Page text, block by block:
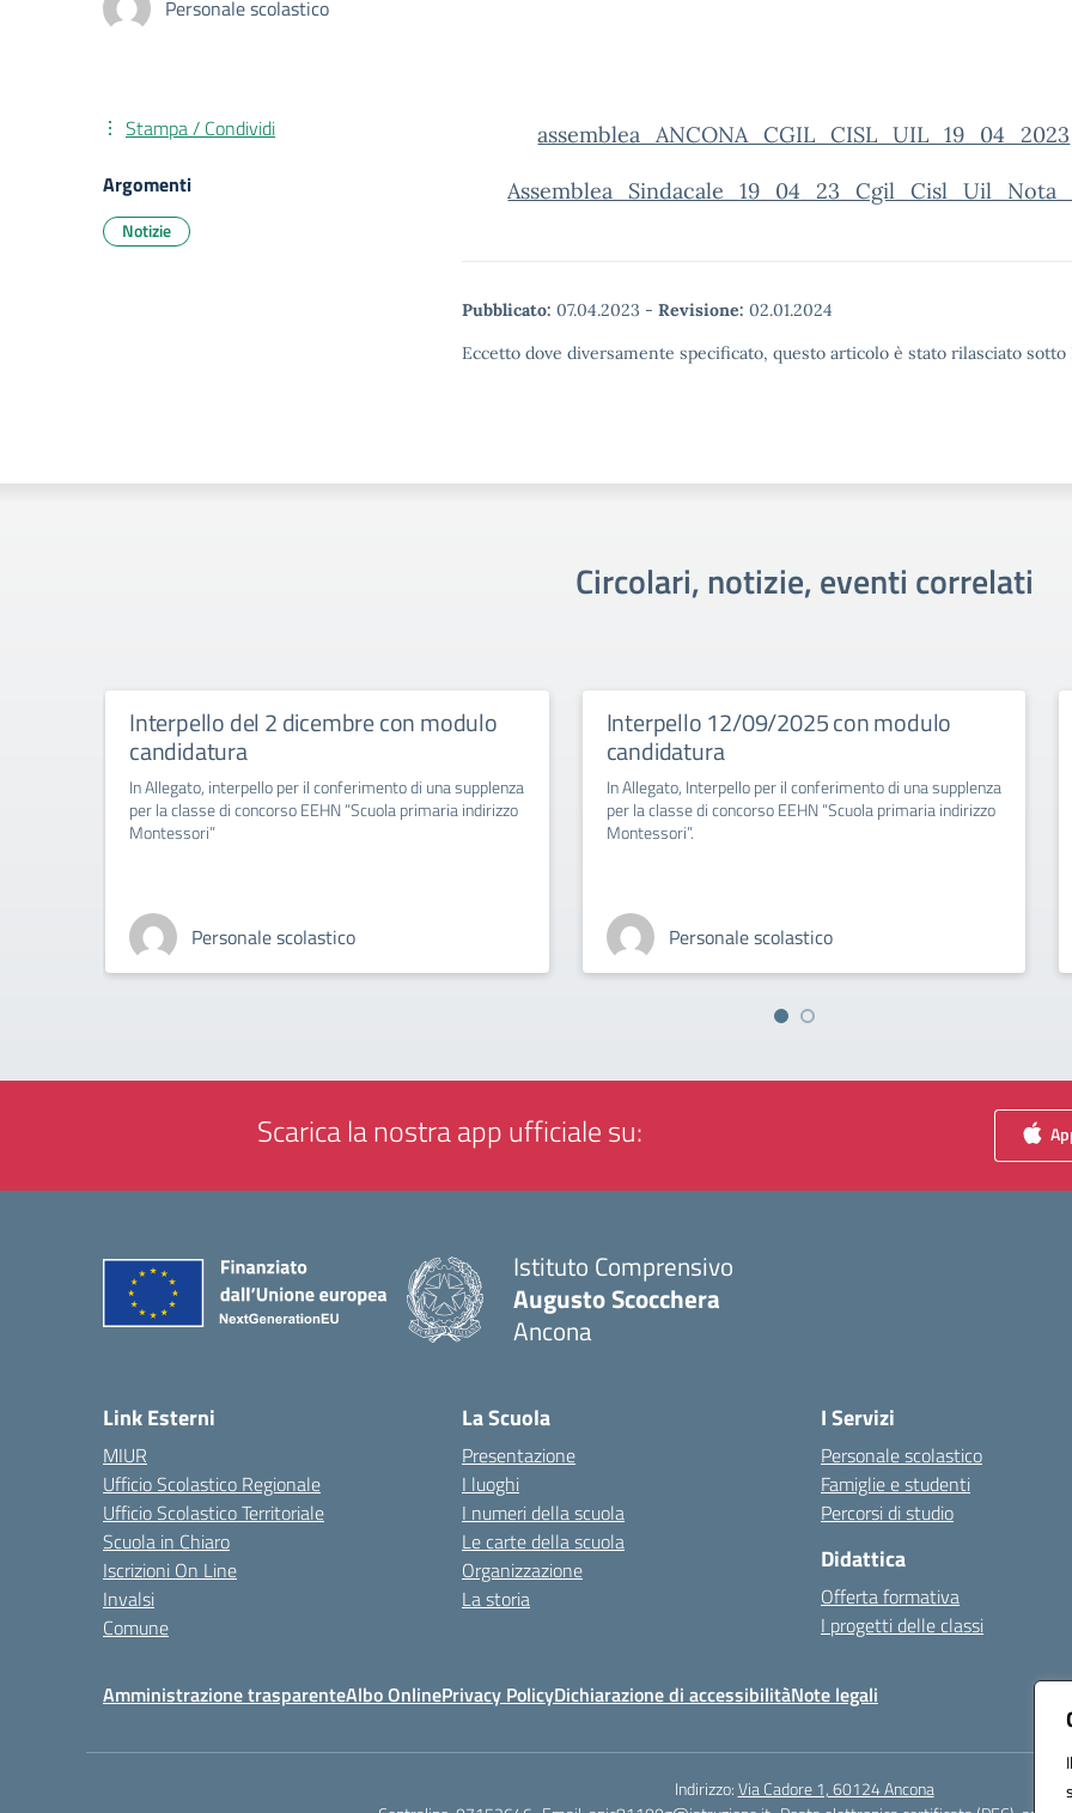
Personale scolastico
assemblea_ANCONA_CGIL_CISL_UIL_19_04_2023
Pubblicato: 07.04.2023 - Revisione: 02.01.2024
Eccetto dove diversamente specificato, questo articolo è stato rilasciato
Stampa / Condividi
Argomenti
Notizie
Circolari, notizie, eventi correlati
Interpello del 2 dicembre con modulo
candidatura
In Allegato, interpello per il conferimento di una supplenza
per la classe di concorso EEHN “Scuola primaria indirizzo
Montessori”
Personale scolastico
Interpello 12/09/2025 con modulo
candidatura
In Allegato, Interpello per il conferimento di una supplenza
per la classe di concorso EEHN “Scuola primaria indirizzo
Montessori”.
Personale scolastico
Scarica la nostra app ufficiale su:
Istituto Comprensivo
Augusto Scocchera
Ancona
Link Esterni
MIUR
Ufficio Scolastico Regionale
Ufficio Scolastico Territoriale
Scuola in Chiaro
Iscrizioni On Line
Invalsi
Comune
La Scuola
Presentazione
I luoghi
I numeri della scuola
Le carte della scuola
Organizzazione
La storia
I Servizi
Personale scolastico
Famiglie e studenti
Percorsi di studio
Didattica
Offerta formativa
I progetti delle classi
Amministrazione trasparenteAlbo OnlinePrivacy PolicyDichiarazione di accessibilitàNote legali
Indirizzo:Via Cadore 1, 60124 Ancona